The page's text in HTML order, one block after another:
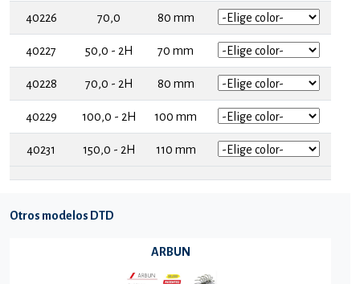
40226 70,0 80 mm
40227 50,0 - 2H 70 mm
40228 70,0 - 2H 80 mm
40229 100,0 - 2H 100 mm
40231 150,0 - 2H 110 mm
Otros modelos DTD
ARBUN